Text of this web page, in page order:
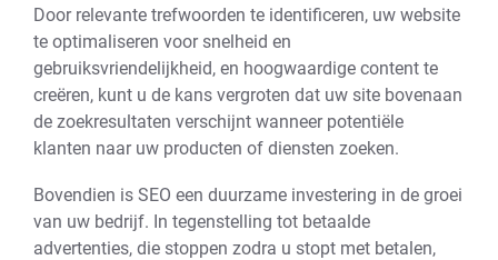
Door relevante trefwoorden te identificeren, uw website
te optimaliseren voor snelheid en
gebruiksvriendelijkheid, en hoogwaardige content te
creëren, kunt u de kans vergroten dat uw site bovenaan
de zoekresultaten verschijnt wanneer potentiële
klanten naar uw producten of diensten zoeken.
Bovendien is SEO een duurzame investering in de groei
van uw bedrijf. In tegenstelling tot betaalde
advertenties, die stoppen zodra u stopt met betalen,